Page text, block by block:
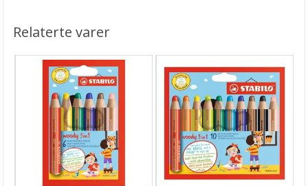
Relaterte varer